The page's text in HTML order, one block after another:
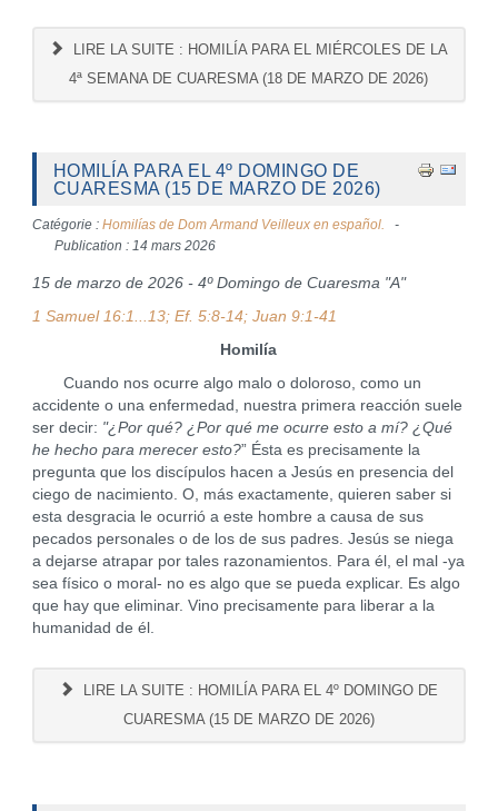
LIRE LA SUITE : HOMILÍA PARA EL MIÉRCOLES DE LA
4ª SEMANA DE CUARESMA (18 DE MARZO DE 2026)
HOMILÍA PARA EL 4º DOMINGO DE
CUARESMA (15 DE MARZO DE 2026)
Catégorie : Homilías de Dom Armand Veilleux en español.
Publication : 14 mars 2026
15 de marzo de 2026 - 4º Domingo de Cuaresma "A"
1 Samuel 16:1...13; Ef. 5:8-14; Juan 9:1-41
Homilía
Cuando nos ocurre algo malo o doloroso, como un
accidente o una enfermedad, nuestra primera reacción suele
ser decir: "¿Por qué? ¿Por qué me ocurre esto a mí? ¿Qué
he hecho para merecer esto?” Ésta es precisamente la
pregunta que los discípulos hacen a Jesús en presencia del
ciego de nacimiento. O, más exactamente, quieren saber si
esta desgracia le ocurrió a este hombre a causa de sus
pecados personales o de los de sus padres. Jesús se niega
a dejarse atrapar por tales razonamientos. Para él, el mal -ya
sea físico o moral- no es algo que se pueda explicar. Es algo
que hay que eliminar. Vino precisamente para liberar a la
humanidad de él.
LIRE LA SUITE : HOMILÍA PARA EL 4º DOMINGO DE
CUARESMA (15 DE MARZO DE 2026)